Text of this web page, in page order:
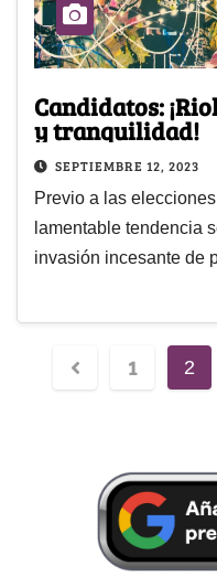
Candidatos:
y tranquilidad!
SEPTIEMBRE 12, 2023
Previo a las
lamentable tendencia
invasión incesante de
1 2